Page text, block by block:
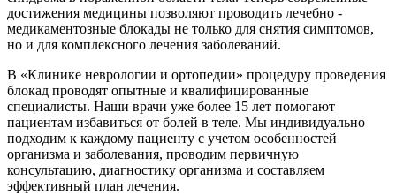
достижения медицины позволяют проводить лечебно -
медикаментозные блокады не только для снятия симптомов,
но и для комплексного лечения заболеваний.
В «Клинике неврологии и ортопедии» процедуру проведения
блокад проводят опытные и квалифицированные
специалисты. Наши врачи уже более 15 лет помогают
пациентам избавиться от болей в теле. Мы индивидуально
подходим к каждому пациенту с учетом особенностей
организма и заболевания, проводим первичную
консультацию, диагностику организма и составляем
эффективный план лечения.